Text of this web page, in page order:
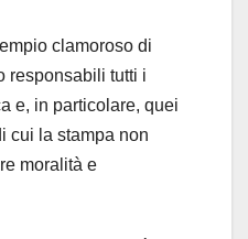
clamoroso di
responsabili tutti i
e, in particolare, quei
cui la stampa non
moralità e